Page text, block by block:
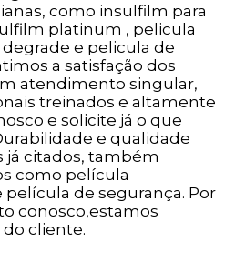
como insulfilm para
platinum , pelicula
e pelicula de
a satisfação dos
atendimento singular,
treinados e altamente
e solicite já o que
e qualidade
já citados, também
como película
de segurança. Por
conosco,estamos
cliente.